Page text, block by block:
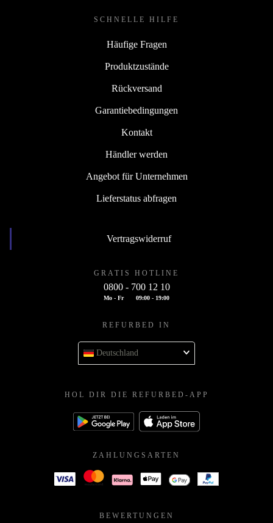
SCHNELLE HILFE
Häufige Fragen
Produktzustände
Rückversand
Garantiebedingungen
Kontakt
Händler werden
Angebot für Unternehmen
Lieferstatus abfragen
Vertragswiderruf
GRATIS HOTLINE
0800 - 700 12 10
Mo - Fr 09:00 - 19:00
REFURBED IN
Deutschland
HOL DIR DIE REFURBED-APP
ZAHLUNGSARTEN
BEWERTUNGEN